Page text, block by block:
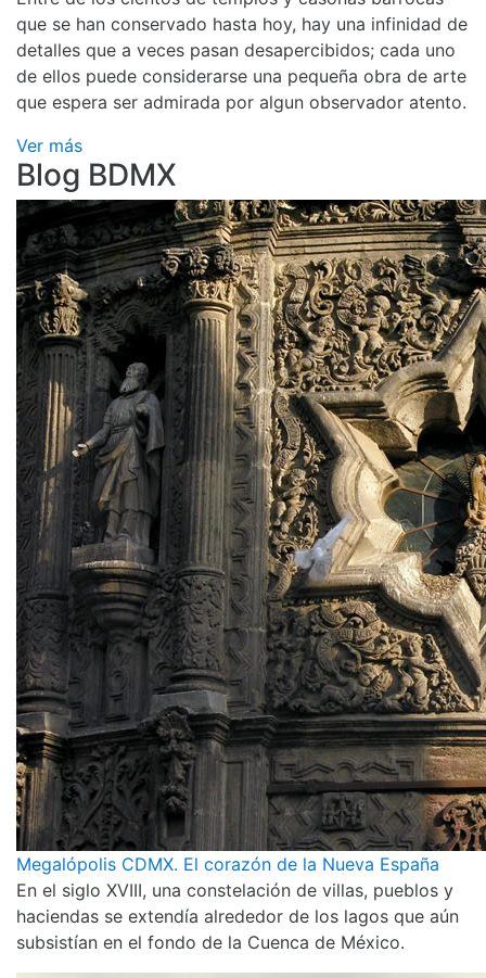
que se han conservado hasta hoy, hay una infinidad de
detalles que a veces pasan desapercibidos; cada uno
de ellos puede considerarse una pequeña obra de arte
que espera ser admirada por algun observador atento.
Ver más
Blog BDMX
Megalópolis CDMX. El corazón de la Nueva España
En el siglo XVIII, una constelación de villas, pueblos y
haciendas se extendía alrededor de los lagos que aún
subsistían en el fondo de la Cuenca de México.